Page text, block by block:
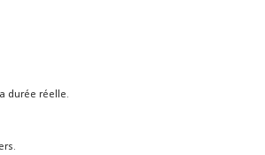
durée réelle.